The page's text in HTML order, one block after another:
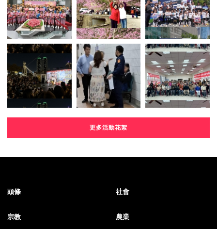
更多活動花絮
頭條 社會
宗教 農業